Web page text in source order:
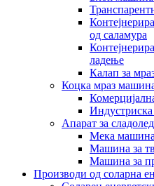
од саламура
ладење
Калап за
Коцка мраз
Апарат за сладолед
Мека машина
Машина за
Машина за
Производи од соларна